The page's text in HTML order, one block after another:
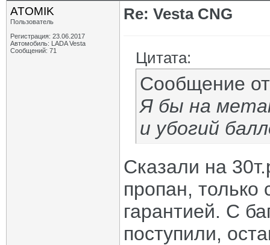
ATOMIK
Пользователь
Регистрация: 23.06.2017
Автомобиль: LADA Vesta
Сообщений: 71
Re: Vesta CNG
Цитата:
Сообщение
Я бы на
и убогий
Сказали на
пропан,
гарантией. С
поступили,